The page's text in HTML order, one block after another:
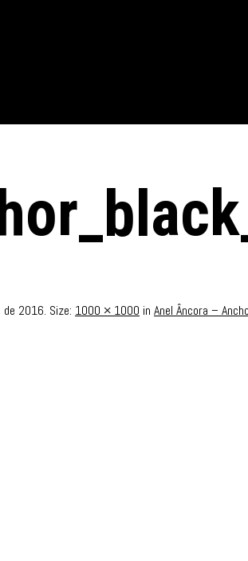
de 2016. Size: 1000 × 1000 in Anel Âncora –